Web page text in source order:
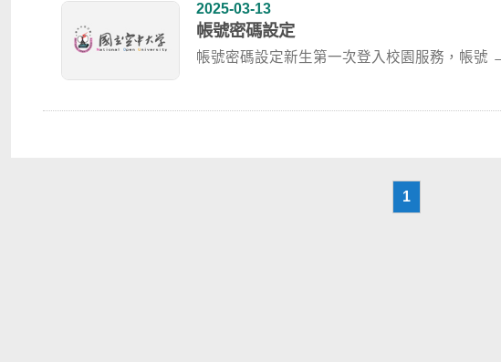
2025-03-13
帳號密碼設定
帳號密碼設定新生第一次登入校園服務，帳號
1